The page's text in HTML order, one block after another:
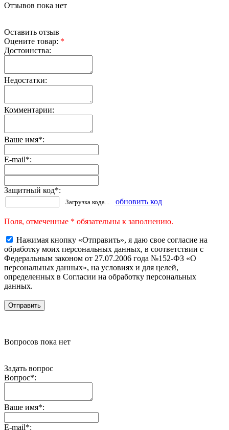
Отзывов пока нет
Оставить отзыв
Оцените товар: *
Достоинства:
Недостатки:
Комментарии:
Ваше имя*:
E-mail*:
Защитный код*:
Загрузка кода... обновить код
Поля, отмеченные * обязательны к заполнению.
Нажимая кнопку «Отправить», я даю свое согласие на
обработку моих персональных данных, в соответствии с
Федеральным законом от 27.07.2006 года №152-ФЗ «О
персональных данных», на условиях и для целей,
определенных в Согласии на обработку персональных
данных.
Вопросов пока нет
Задать вопрос
Вопрос*:
Ваше имя*:
E-mail*: